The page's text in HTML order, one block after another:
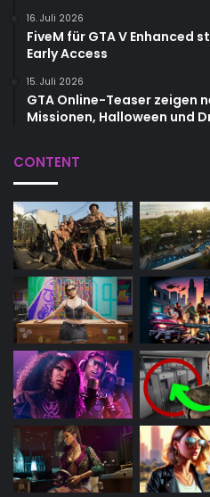
16. Juli 2026
FiveM für GTA V Enhanced
Early Access
15. Juli 2026
GTA Online-Teaser zeigen
Missionen, Halloween und
CONTENT